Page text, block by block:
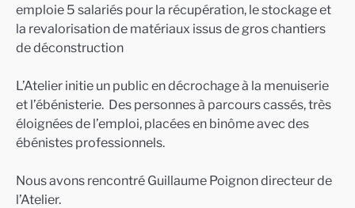
emploie 5 salariés pour la récupération, le stockage et
la revalorisation de matériaux issus de gros chantiers
de déconstruction
L’Atelier initie un public en décrochage à la menuiserie
et l’ébénisterie. Des personnes à parcours cassés, très
éloignées de l’emploi, placées en binôme avec des
ébénistes professionnels.
Nous avons rencontré Guillaume Poignon directeur de
l’Atelier.